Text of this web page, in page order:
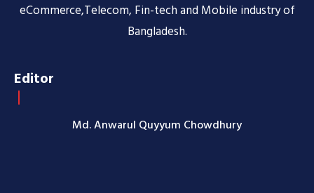
eCommerce,Telecom, Fin-tech and Mobile industry of
Bangladesh.
Editor
Md. Anwarul Quyyum Chowdhury